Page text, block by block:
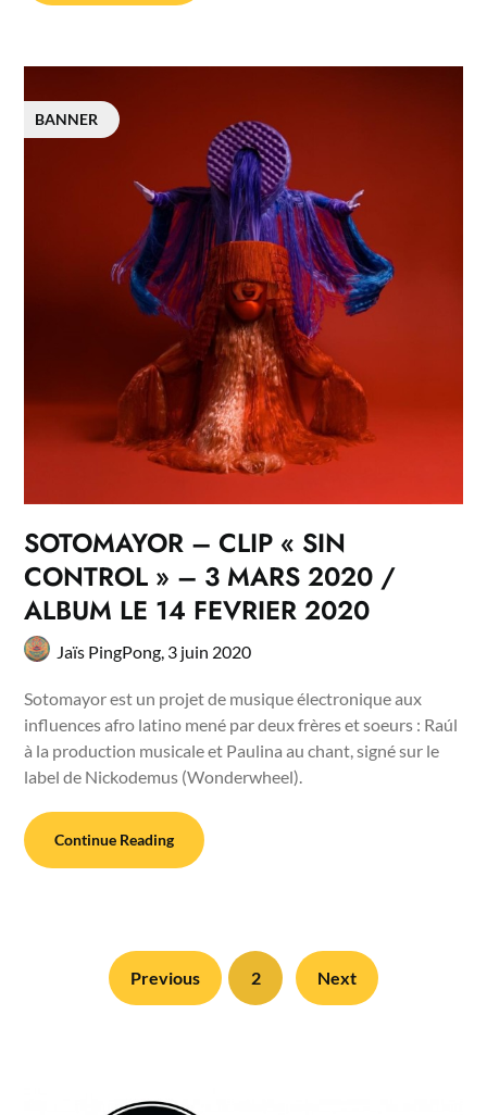
BANNER
SOTOMAYOR – CLIP « SIN
CONTROL » – 3 MARS 2020 /
ALBUM LE 14 FEVRIER 2020
Jaïs PingPong, 3 juin 2020
Sotomayor est un projet de musique électronique aux
influences afro latino mené par deux frères et soeurs : Raúl
à la production musicale et Paulina au chant, signé sur le
label de Nickodemus (Wonderwheel).
Continue Reading
Previous 2 Next